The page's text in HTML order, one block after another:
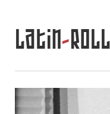
Saltar
Latin-